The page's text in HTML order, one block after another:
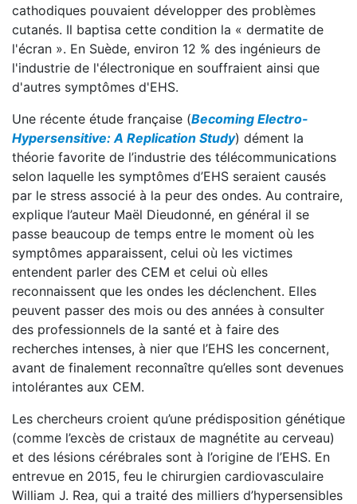
cathodiques pouvaient développer des problèmes
cutanés. Il baptisa cette condition la « dermatite de
l'écran ». En Suède, environ 12 % des ingénieurs de
l'industrie de l'électronique en souffraient ainsi que
d'autres symptômes d'EHS.
Une récente étude française (Becoming Electro-
Hypersensitive: A Replication Study) dément la
théorie favorite de l’industrie des télécommunications
selon laquelle les symptômes d’EHS seraient causés
par le stress associé à la peur des ondes. Au contraire,
explique l’auteur Maël Dieudonné, en général il se
passe beaucoup de temps entre le moment où les
symptômes apparaissent, celui où les victimes
entendent parler des CEM et celui où elles
reconnaissent que les ondes les déclenchent. Elles
peuvent passer des mois ou des années à consulter
des professionnels de la santé et à faire des
recherches intenses, à nier que l’EHS les concernent,
avant de finalement reconnaître qu’elles sont devenues
intolérantes aux CEM.
Les chercheurs croient qu’une prédisposition génétique
(comme l’excès de cristaux de magnétite au cerveau)
et des lésions cérébrales sont à l’origine de l’EHS. En
entrevue en 2015, feu le chirurgien cardiovasculaire
William J. Rea, qui a traité des milliers d’hypersensibles